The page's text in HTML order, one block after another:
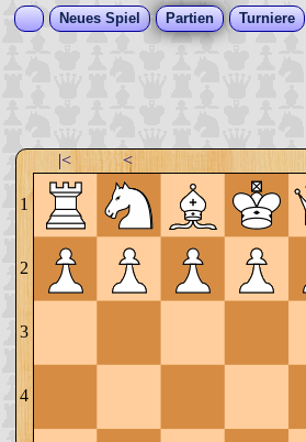
Neues Spiel Partien Turniere
|< <
1
2
3
4